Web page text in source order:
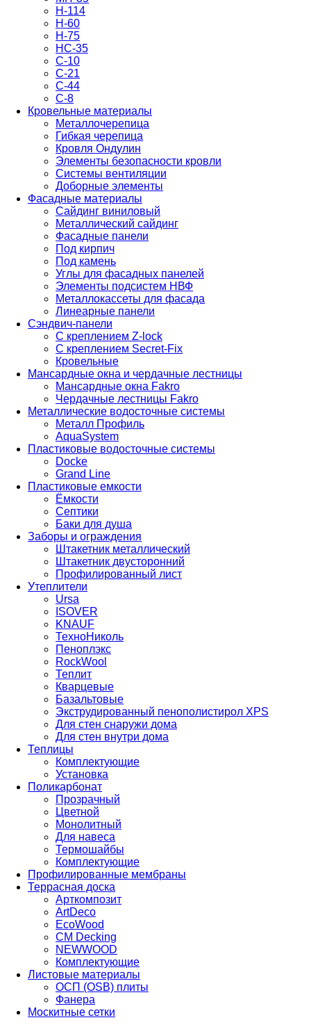
Н-114
Н-60
Н-75
НС-35
С-10
С-21
С-44
С-8
Кровельные материалы
Металлочерепица
Гибкая черепица
Кровля Ондулин
Элементы безопасности кровли
Системы вентиляции
Доборные элементы
Фасадные материалы
Сайдинг виниловый
Металлический сайдинг
Фасадные панели
Под кирпич
Под камень
Углы для фасадных панелей
Элементы подсистем НВФ
Металлокассеты для фасада
Линеарные панели
Сэндвич-панели
С креплением Z-lock
С креплением Secret-Fix
Кровельные
Мансардные окна и чердачные лестницы
Мансардные окна Fakro
Чердачные лестницы Fakro
Металлические водосточные системы
Металл Профиль
AquaSystem
Пластиковые водосточные системы
Docke
Grand Line
Пластиковые емкости
Ёмкости
Септики
Баки для душа
Заборы и ограждения
Штакетник металлический
Штакетник двусторонний
Профилированный лист
Утеплители
Ursa
ISOVER
KNAUF
ТехноНиколь
Пеноплэкс
RockWool
Теплит
Кварцевые
Базальтовые
Экструдированный пенополистирол XPS
Для стен снаружи дома
Для стен внутри дома
Теплицы
Комплектующие
Установка
Поликарбонат
Прозрачный
Цветной
Монолитный
Для навеса
Термошайбы
Комплектующие
Профилированные мембраны
Террасная доска
Арткомпозит
ArtDeco
EcoWood
CM Decking
NEWWOOD
Комплектующие
Листовые материалы
ОСП (OSB) плиты
Фанера
Москитные сетки